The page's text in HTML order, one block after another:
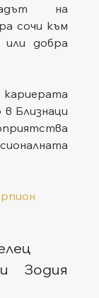
на
сочи към
добра
Близнаци
Зодия